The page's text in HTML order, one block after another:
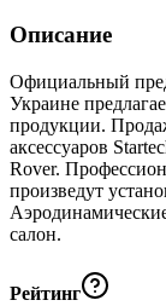
Описание
Официальный
Украине
продукции.
аксессуаров
Rover.
произведут
салон.
Рейтинг